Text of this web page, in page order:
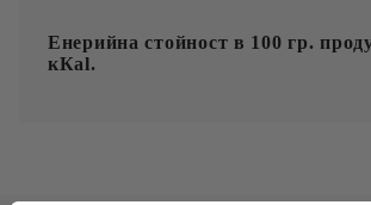
Енерийна стойност в 100 гр.
кКаl.